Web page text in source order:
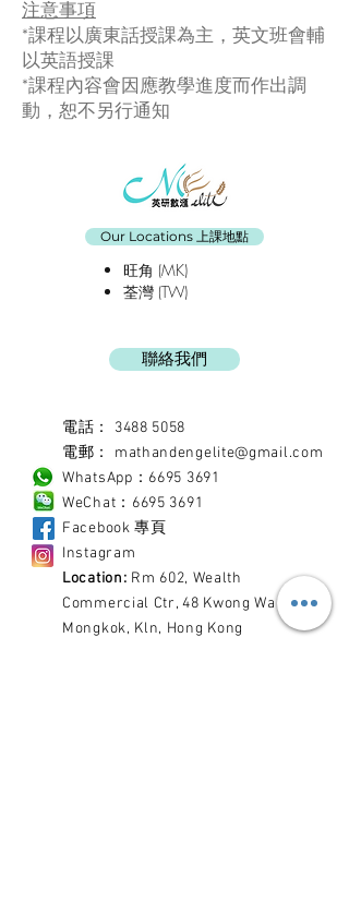
注意事項​
*課程以廣東話授課為主，英文班會輔
以英語授課
*課程內容會因應教學進度而作出調
動，恕不另行通知
Our Locations 上課地點
旺角 (MK)
荃灣 (TW)
聯絡我們
電話： 3488 5058
電郵 ：
mathandengelite@gmail.com
WhatsApp ： 6695 3691
WeChat ： 6695 3691
Facebook專頁
Instagram
Location: Rm 602, Wealth
Commercial Ctr, 48 Kwong Wa St,
Mongkok, Kln, Hong Kong